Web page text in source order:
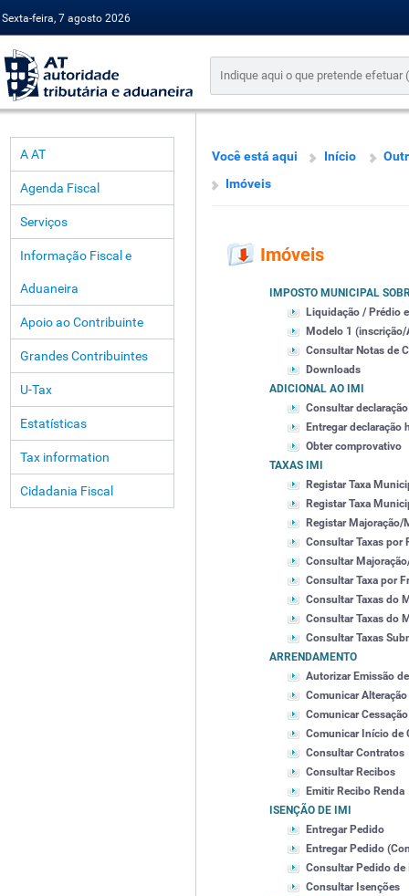
Sexta-feira, 7 agosto 2026
A AT
Agenda Fiscal
Serviços
Informação Fiscal e
Aduaneira
Apoio ao Contribuinte
Grandes Contribuintes
U-Tax
Estatísticas
Tax information
Cidadania Fiscal
Você está aqui Início
Imóveis
Imóveis
IMPOSTO MUNICIPAL
Liquidação / Prédio
Modelo 1
Consultar Notas de
Downloads
ADICIONAL AO IMI
Consultar declaração
Entregar declaração
Obter comprovativo
TAXAS IMI
Registar Taxa
Registar Taxa
Registar Majoração/
Consultar Taxas por
Consultar
Consultar Taxa por
Consultar Taxas do
Consultar Taxas do
Consultar Taxas
ARRENDAMENTO
Autorizar Emissão
Comunicar
Comunicar
Comunicar Início de
Consultar Contratos
Consultar Recibos
Emitir Recibo Renda
ISENÇÃO DE IMI
Entregar Pedido
Entregar Pedido
Consultar Pedido de
Consultar Isenções